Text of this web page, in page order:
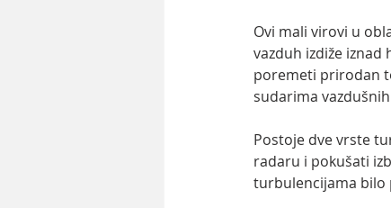
Ovi mali virovi u
vazduh izdiže iznad
poremeti prirodan
sudarima
Postoje dve vrste
radaru i pokušati
turbulencijama bilo